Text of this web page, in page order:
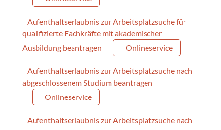
Aufenthaltserlaubnis zur Arbeitsplatzsuche für
qualifizierte Fachkräfte mit akademischer
Ausbildung beantragen
Onlineservice
Aufenthaltserlaubnis zur Arbeitsplatzsuche nach
abgeschlossenem Studium beantragen
Onlineservice
Aufenthaltserlaubnis zur Arbeitsplatzsuche nach